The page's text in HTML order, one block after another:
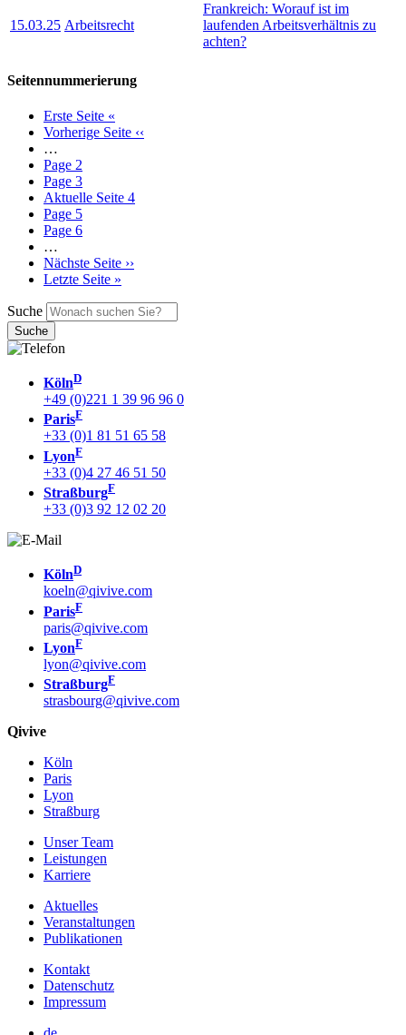
15.03.25 Arbeitsrecht
Frankreich: Worauf ist im
laufenden Arbeitsverhältnis zu
achten?
Seitennummerierung
Erste Seite «
Vorherige Seite ‹‹
…
Page 2
Page 3
Aktuelle Seite 4
Page 5
Page 6
…
Nächste Seite ››
Letzte Seite »
Suche
KölnD
+49 (0)221 1 39 96 96 0
ParisF
+33 (0)1 81 51 65 58
LyonF
+33 (0)4 27 46 51 50
StraßburgF
+33 (0)3 92 12 02 20
KölnD
koeln@qivive.com
ParisF
paris@qivive.com
LyonF
lyon@qivive.com
StraßburgF
strasbourg@qivive.com
Qivive
Köln
Paris
Lyon
Straßburg
Unser Team
Leistungen
Karriere
Aktuelles
Veranstaltungen
Publikationen
Kontakt
Datenschutz
Impressum